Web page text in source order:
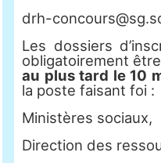
drh-
Les dossiers
obligatoirement
au plus tard le 10
la poste faisant foi :
Ministères sociaux,
Direction des